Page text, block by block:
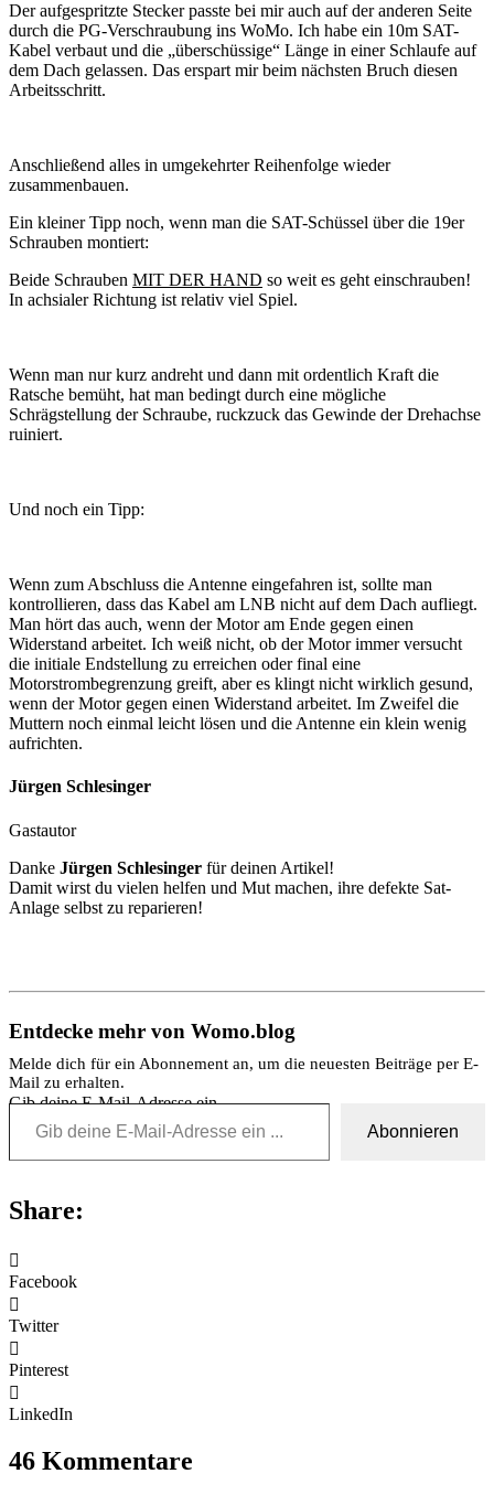
Der aufgespritzte Stecker passte bei mir auch auf der anderen Seite
durch die PG-Verschraubung ins WoMo. Ich habe ein 10m SAT-
Kabel verbaut und die „überschüssige“ Länge in einer Schlaufe auf
dem Dach gelassen. Das erspart mir beim nächsten Bruch diesen
Arbeitsschritt.
Anschließend alles in umgekehrter Reihenfolge wieder
zusammenbauen.
Ein kleiner Tipp noch, wenn man die SAT-Schüssel über die 19er
Schrauben montiert:
Beide Schrauben MIT DER HAND so weit es geht einschrauben!
In achsialer Richtung ist relativ viel Spiel.
Wenn man nur kurz andreht und dann mit ordentlich Kraft die
Ratsche bemüht, hat man bedingt durch eine mögliche
Schrägstellung der Schraube, ruckzuck das Gewinde der Drehachse
ruiniert.
Und noch ein Tipp:
Wenn zum Abschluss die Antenne eingefahren ist, sollte man
kontrollieren, dass das Kabel am LNB nicht auf dem Dach aufliegt.
Man hört das auch, wenn der Motor am Ende gegen einen
Widerstand arbeitet. Ich weiß nicht, ob der Motor immer versucht
die initiale Endstellung zu erreichen oder final eine
Motorstrombegrenzung greift, aber es klingt nicht wirklich gesund,
wenn der Motor gegen einen Widerstand arbeitet. Im Zweifel die
Muttern noch einmal leicht lösen und die Antenne ein klein wenig
aufrichten.
Jürgen Schlesinger
Gastautor
Danke Jürgen Schlesinger für deinen Artikel!
Damit wirst du vielen helfen und Mut machen, ihre defekte Sat-
Anlage selbst zu reparieren!
Entdecke mehr von Womo.blog
Melde dich für ein Abonnement an, um die neuesten Beiträge per E-
Mail zu erhalten.
Gib deine E-Mail-Adresse ein ...
Abonnieren
Share:
Facebook
Twitter
Pinterest
LinkedIn
46 Kommentare